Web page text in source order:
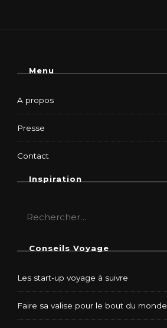
Menu
A propos
Presse
Contact
Inspiration
Conseils Voyage
Les start-up voyage à suivre
Faire sa valise pour le bout du monde